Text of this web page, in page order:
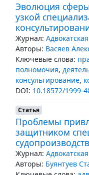
Эволюция сферы
узкой
Журнал:
Авторы: Васяев
Ключевые слова:
полномочия,
консультирование,
DOI: 10.18572/1999-
Статья
Проблемы
защитником
Журнал:
Авторы: Буянтуев